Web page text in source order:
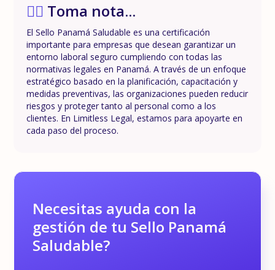
✍🏼 Toma nota...
El Sello Panamá Saludable es una certificación
importante para empresas que desean garantizar un
entorno laboral seguro cumpliendo con todas las
normativas legales en Panamá. A través de un enfoque
estratégico basado en la planificación, capacitación y
medidas preventivas, las organizaciones pueden reducir
riesgos y proteger tanto al personal como a los
clientes. En Limitless Legal, estamos para apoyarte en
cada paso del proceso.
Necesitas ayuda con la
gestión de tu Sello Panamá
Saludable?